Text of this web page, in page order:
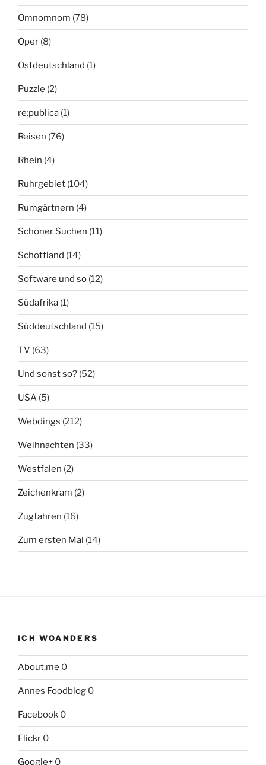
Omnomnom (78)
Oper (8)
Ostdeutschland (1)
Puzzle (2)
re:publica (1)
Reisen (76)
Rhein (4)
Ruhrgebiet (104)
Rumgärtnern (4)
Schöner Suchen (11)
Schottland (14)
Software und so (12)
Südafrika (1)
Süddeutschland (15)
TV (63)
Und sonst so? (52)
USA (5)
Webdings (212)
Weihnachten (33)
Westfalen (2)
Zeichenkram (2)
Zugfahren (16)
Zum ersten Mal (14)
ICH WOANDERS
About.me 0
Annes Foodblog 0
Facebook 0
Flickr 0
Google+ 0